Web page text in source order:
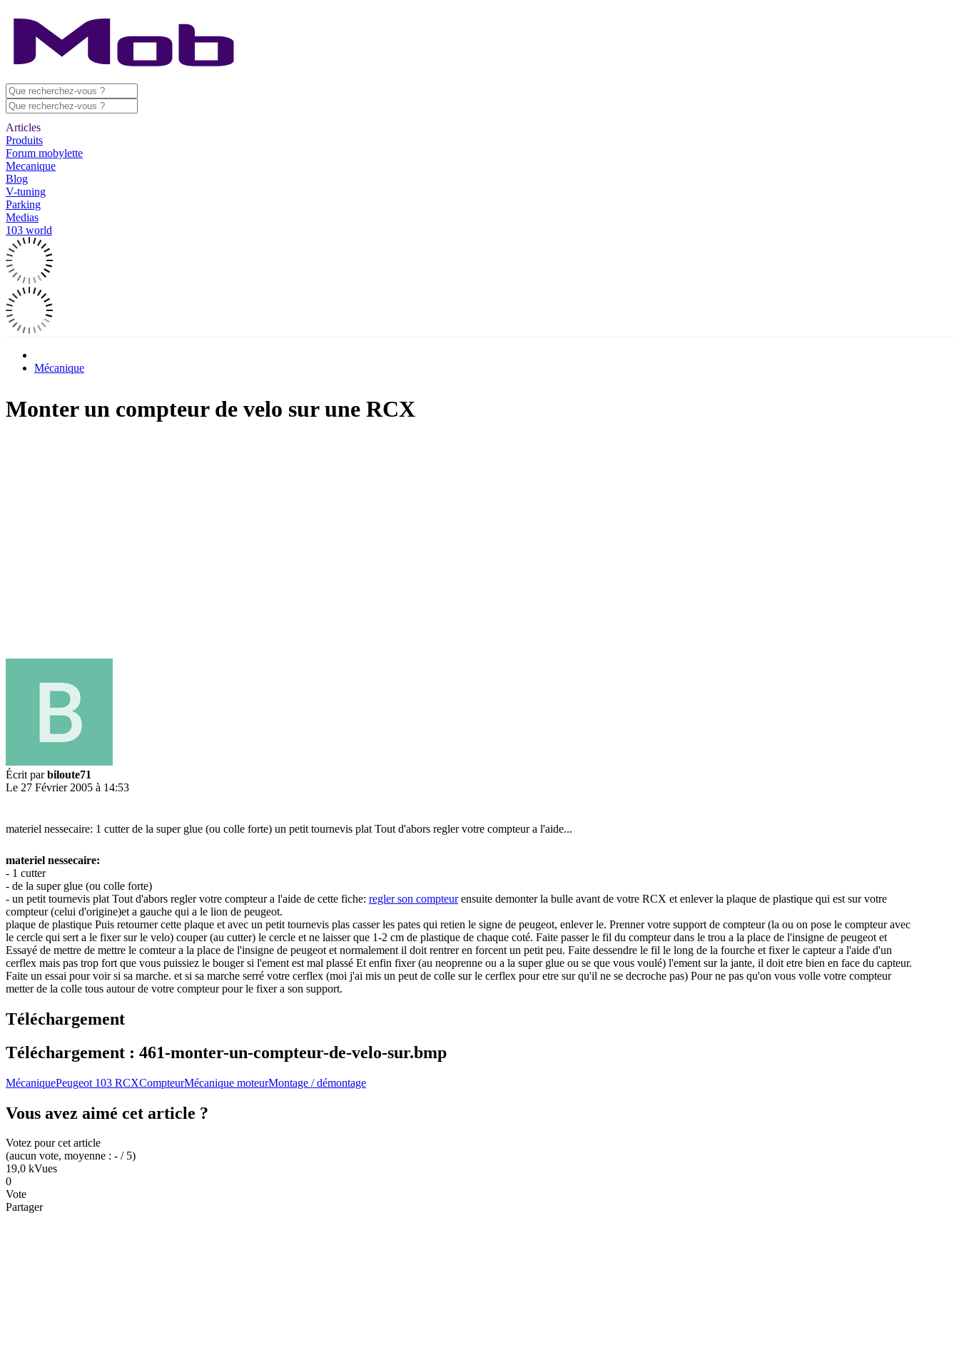
Articles
Produits
Forum mobylette
Mecanique
Blog
V-tuning
Parking
Medias
103 world
Mécanique
Monter un compteur de velo sur une RCX
Écrit parbiloute71
Le 27 Février 2005 à 14:53
materiel nessecaire: 1 cutter de la super glue (ou colle forte) un petit tournevis plat Tout d'abors regler votre compteur a l'aide...
materiel nessecaire:
- 1 cutter
- de la super glue (ou colle forte)
- un petit tournevis plat Tout d'abors regler votre compteur a l'aide de cette fiche: regler son compteurensuite demonter la bulle avant de votre RCX et enlever la plaque de plastique qui est sur votre
compteur (celui d'origine)et a gauche qui a le lion de peugeot.
plaque de plastique Puis retourner cette plaque et avec un petit tournevis plas casser les pates qui retien le signe de peugeot, enlever le. Prenner votre support de compteur (la ou on pose le compteur avec
le cercle qui sert a le fixer sur le velo) couper (au cutter) le cercle et ne laisser que 1-2 cm de plastique de chaque coté. Faite passer le fil du compteur dans le trou a la place de l'insigne de peugeot et
Essayé de mettre de mettre le comteur a la place de l'insigne de peugeot et normalement il doit rentrer en forcent un petit peu. Faite dessendre le fil le long de la fourche et fixer le capteur a l'aide d'un
cerflex mais pas trop fort que vous puissiez le bouger si l'ement est mal plassé Et enfin fixer (au neoprenne ou a la super glue ou se que vous voulé) l'ement sur la jante, il doit etre bien en face du capteur.
Faite un essai pour voir si sa marche. et si sa marche serré votre cerflex (moi j'ai mis un peut de colle sur le cerflex pour etre sur qu'il ne se decroche pas) Pour ne pas qu'on vous volle votre compteur
metter de la colle tous autour de votre compteur pour le fixer a son support.
Téléchargement
Téléchargement : 461-monter-un-compteur-de-velo-sur.bmp
MécaniquePeugeot 103 RCXCompteurMécanique moteurMontage / démontage
Vous avez aimé cet article ?
Votez pour cet article
(aucun vote, moyenne : - / 5)
19,0 kVues
0
Vote
Partager